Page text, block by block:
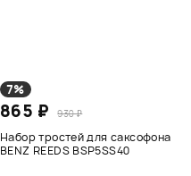
7%
865 ₽ 930 ₽
Набор тростей для саксофона
BENZ REEDS BSP5SS40